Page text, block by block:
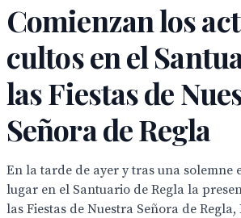
Comienzan los
cultos en el
las Fiestas de
Señora de Regla
En la tarde de ayer y tras una solemne
lugar en el Santuario de Regla la
las Fiestas de Nuestra Señora de